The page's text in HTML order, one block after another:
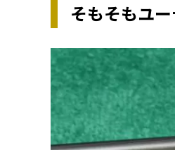
そもそもユ